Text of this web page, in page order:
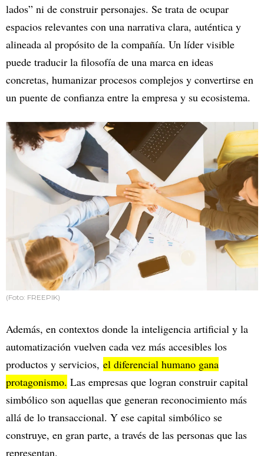
lados” ni de construir personajes. Se trata de ocupar
espacios relevantes con una narrativa clara, auténtica y
alineada al propósito de la compañía. Un líder visible
puede traducir la filosofía de una marca en ideas
concretas, humanizar procesos complejos y convertirse en
un puente de confianza entre la empresa y su ecosistema.
(Foto: FREEPIK)
Además, en contextos donde la inteligencia artificial y la
automatización vuelven cada vez más accesibles los
productos y servicios, el diferencial humano gana
protagonismo. Las empresas que logran construir capital
simbólico son aquellas que generan reconocimiento más
allá de lo transaccional. Y ese capital simbólico se
construye, en gran parte, a través de las personas que las
representan.